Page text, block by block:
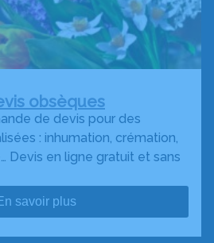
obsèques
de devis pour des
: inhumation, crémation,
Devis en ligne gratuit et sans
savoir plus